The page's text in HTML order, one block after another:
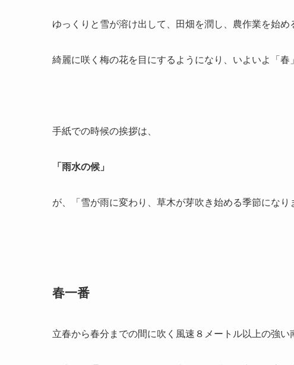
ゆっくりと雪が溶け出して、田畑を潤し、農作業を始め
綺麗に咲く梅の花を目にするようになり、いよいよ「春
手紙での時候の挨拶は、
「雨水の候」
が、「雪が雨に変わり、草木が芽吹き始める季節になり
春一番
立春から春分までの間に吹く風速８メートル以上の強い